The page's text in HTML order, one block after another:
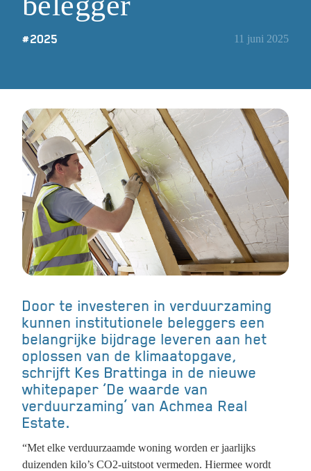
#2025 11 juni 2025
Door te investeren in verduurzaming
kunnen institutionele beleggers een
belangrijke bijdrage leveren aan het
oplossen van de klimaatopgave,
schrijft Kes Brattinga in de nieuwe
whitepaper ‘De waarde van
verduurzaming’ van Achmea Real
Estate.
“Met elke verduurzaamde woning worden er jaarlijks
duizenden kilo’s CO2-uitstoot vermeden. Hiermee wordt